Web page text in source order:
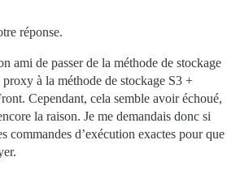
réponse.
ami de passer de la méthode de stockage
proxy à la méthode de stockage S3 +
Cependant, cela semble avoir échoué,
la raison. Je me demandais donc si
commandes d’exécution exactes pour que